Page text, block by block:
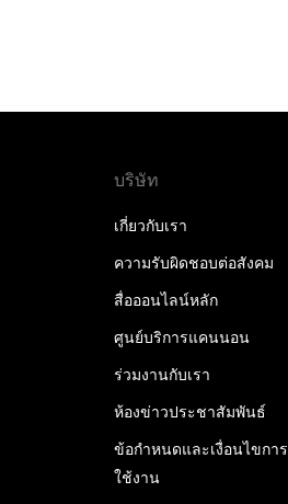
บริษัท
เกี่ยวกับเรา
ความรับผิดชอบต่อสังคม
สื่อออนไลน์หลัก
ศูนย์บริการแคนนอน
ร่วมงานกับเรา
ห้องข่าวประชาสัมพันธ์
ข้อกำหนดและเงื่อนไขการ
ใช้งาน